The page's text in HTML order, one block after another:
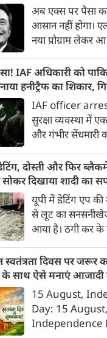
अब एक्‍स पर पैसा
आसान नहीं होगा।
नया प्रोग्राम लेकर
सकेगा। इसके लिए
रख दी गई है।
IAF अधिकारी को
हनीट्रैफ का शिकार,
IAF officer
सुरक्षा व्यवस्था में
और गंभीर सेंधमारी
एक सेवारत अधिकारी
खुफिया एजेंसी (ISI)
एजेंट के मोहपाश
गोपनीय सैन्य
के आरोप में पुलिस ने
है।
दोस्ती और फिर
सोकर दिखाया शादी का
यूपी में डेटिंग एप
से लूट का
आया है। ठगी कर के
को फंसाना, फिर
ब्‍लेकमेल करना।
शातिर तरीके से ये
अपने जाल में फंसाती
दिवस पर जरूर
साथ ऐसे मनाएं आजादी
15 August,
Day: 15 August,
Independence